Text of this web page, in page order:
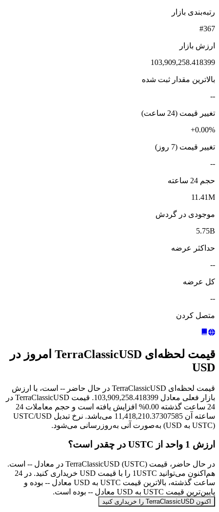
رتبه‌بندی بازار
#367
ارزش بازار
103,909,258.418399
بالاترین مقدار ثبت شده
--
تغییر قیمت (24 ساعت)
+0.00%
تغییر قیمت (7 روز)
--
حجم 24 ساعته
11.41M
موجودی در گردش
5.75B
حداکثر عرضه
--
کل عرضه
--
متصل کردن
قیمت لحظه‌ای TerraClassicUSD امروز در
USD
قیمت لحظه‌ای TerraClassicUSD در حال حاضر -- است، با ارزش
بازار فعلی معادل 103,909,258.418399. قیمت TerraClassicUSD در
24 ساعت گذشته 0.00% افزایش یافته است و حجم معاملات 24
ساعته آن 11,418,210.37307585 می‌باشد. نرخ تبدیل USTC/USD
(USTC به USD) به‌صورت آنی به‌روزرسانی می‌شود.
ارزش 1 واحد از USTC در چقدر است؟
در حال حاضر، قیمت TerraClassicUSD (USTC) در معادل -- است.
هم‌اکنون می‌توانید 1USTC را با قیمت USD خریداری کنید. در 24
ساعت گذشته، بالاترین قیمت USTC به USD معادل -- بوده و
پایین‌ترین قیمت USTC به USD معادل -- بوده است.
اکنون TerraClassicUSD را خریداری کنید